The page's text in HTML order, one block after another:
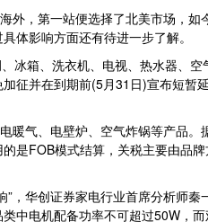
，第一站便选择了北美市场，如
体影响方面还有待进一步了解。
箱、洗衣机、电视、热水器、空
征并在到期前(5月31日)宣布短暂
气、电壁炉、空气炸锅等产品。
是FOB模式结算，关税主要由品
华创证券家电行业首席分析师秦
中电机配备功率不可超过50W，